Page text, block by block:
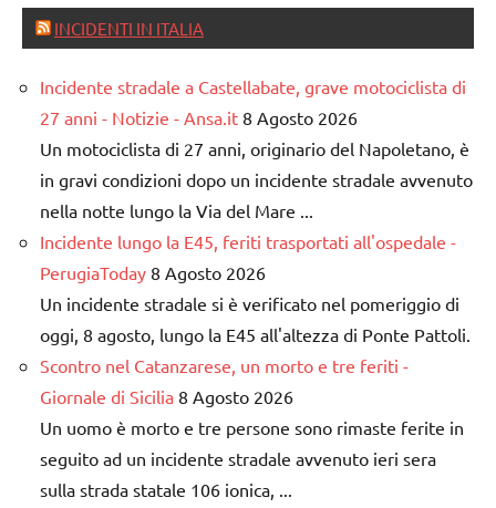
INCIDENTI IN ITALIA
Incidente stradale a Castellabate, grave motociclista di
27 anni - Notizie - Ansa.it 8 Agosto 2026
Un motociclista di 27 anni, originario del Napoletano, è
in gravi condizioni dopo un incidente stradale avvenuto
nella notte lungo la Via del Mare ...
Incidente lungo la E45, feriti trasportati all'ospedale -
PerugiaToday 8 Agosto 2026
Un incidente stradale si è verificato nel pomeriggio di
oggi, 8 agosto, lungo la E45 all'altezza di Ponte Pattoli.
Scontro nel Catanzarese, un morto e tre feriti -
Giornale di Sicilia 8 Agosto 2026
Un uomo è morto e tre persone sono rimaste ferite in
seguito ad un incidente stradale avvenuto ieri sera
sulla strada statale 106 ionica, ...